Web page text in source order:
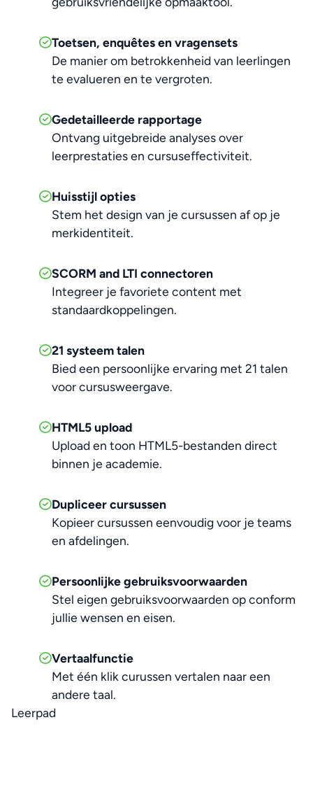
Toetsen, enquêtes en vragensets
De manier om betrokkenheid van leerlingen
te evalueren en te vergroten.
Gedetailleerde rapportage
Ontvang uitgebreide analyses over
leerprestaties en cursuseffectiviteit.
Huisstijl opties
Stem het design van je cursussen af op je
merkidentiteit.
SCORM and LTI connectoren
Integreer je favoriete content met
standaardkoppelingen.
21 systeem talen
Bied een persoonlijke ervaring met 21 talen
voor cursusweergave.
HTML5 upload
Upload en toon HTML5-bestanden direct
binnen je academie.
Dupliceer cursussen
Kopieer cursussen eenvoudig voor je teams
en afdelingen.
Persoonlijke gebruiksvoorwaarden
Stel eigen gebruiksvoorwaarden op conform
jullie wensen en eisen.
Vertaalfunctie
Met één klik curussen vertalen naar een
andere taal.
Leerpad